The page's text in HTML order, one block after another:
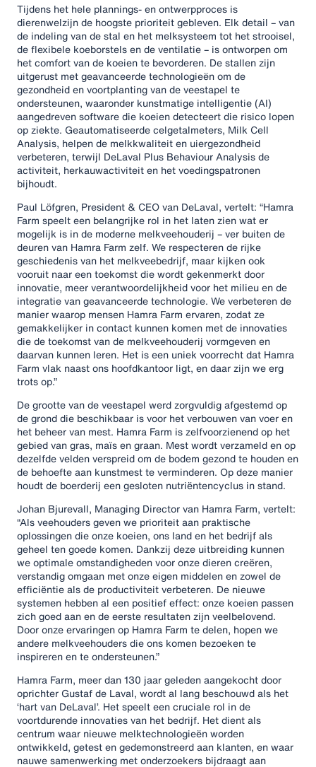
Tijdens het hele plannings- en ontwerpproces is
dierenwelzijn de hoogste prioriteit gebleven. Elk detail – van
de indeling van de stal en het melksysteem tot het strooisel,
de flexibele koeborstels en de ventilatie – is ontworpen om
het comfort van de koeien te bevorderen. De stallen zijn
uitgerust met geavanceerde technologieën om de
gezondheid en voortplanting van de veestapel te
ondersteunen, waaronder kunstmatige intelligentie (AI)
aangedreven software die koeien detecteert die risico lopen
op ziekte. Geautomatiseerde celgetalmeters, Milk Cell
Analysis, helpen de melkkwaliteit en uiergezondheid
verbeteren, terwijl DeLaval Plus Behaviour Analysis de
activiteit, herkauwactiviteit en het voedingspatronen
bijhoudt.
Paul Löfgren, President & CEO van DeLaval, vertelt: “Hamra
Farm speelt een belangrijke rol in het laten zien wat er
mogelijk is in de moderne melkveehouderij – ver buiten de
deuren van Hamra Farm zelf. We respecteren de rijke
geschiedenis van het melkveebedrijf, maar kijken ook
vooruit naar een toekomst die wordt gekenmerkt door
innovatie, meer verantwoordelijkheid voor het milieu en de
integratie van geavanceerde technologie. We verbeteren de
manier waarop mensen Hamra Farm ervaren, zodat ze
gemakkelijker in contact kunnen komen met de innovaties
die de toekomst van de melkveehouderij vormgeven en
daarvan kunnen leren. Het is een uniek voorrecht dat Hamra
Farm vlak naast ons hoofdkantoor ligt, en daar zijn we erg
trots op.”
De grootte van de veestapel werd zorgvuldig afgestemd op
de grond die beschikbaar is voor het verbouwen van voer en
het beheer van mest. Hamra Farm is zelfvoorzienend op het
gebied van gras, maïs en graan. Mest wordt verzameld en op
dezelfde velden verspreid om de bodem gezond te houden en
de behoefte aan kunstmest te verminderen. Op deze manier
houdt de boerderij een gesloten nutriëntencyclus in stand.
Johan Bjurevall, Managing Director van Hamra Farm, vertelt:
“Als veehouders geven we prioriteit aan praktische
oplossingen die onze koeien, ons land en het bedrijf als
geheel ten goede komen. Dankzij deze uitbreiding kunnen
we optimale omstandigheden voor onze dieren creëren,
verstandig omgaan met onze eigen middelen en zowel de
efficiëntie als de productiviteit verbeteren. De nieuwe
systemen hebben al een positief effect: onze koeien passen
zich goed aan en de eerste resultaten zijn veelbelovend.
Door onze ervaringen op Hamra Farm te delen, hopen we
andere melkveehouders die ons komen bezoeken te
inspireren en te ondersteunen.”
Hamra Farm, meer dan 130 jaar geleden aangekocht door
oprichter Gustaf de Laval, wordt al lang beschouwd als het
‘hart van DeLaval’. Het speelt een cruciale rol in de
voortdurende innovaties van het bedrijf. Het dient als
centrum waar nieuwe melktechnologieën worden
ontwikkeld, getest en gedemonstreerd aan klanten, en waar
nauwe samenwerking met onderzoekers bijdraagt aan